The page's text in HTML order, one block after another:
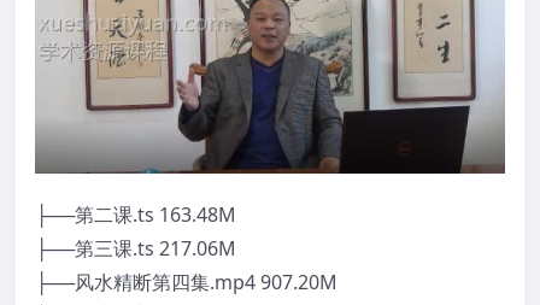
├──第二课.ts 163.48M
├──第三课.ts 217.06M
├──风水精断第四集.mp4 907.20M